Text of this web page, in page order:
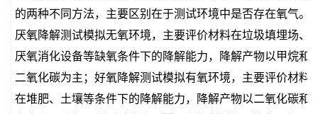
的两种不同方法，主要区别在于测试环境中是否存在氧气。
厌氧降解测试模拟无氧环境，主要评价材料在垃圾填埋场、
厌氧消化设备等缺氧条件下的降解能力，降解产物以甲烷和
二氧化碳为主；好氧降解测试模拟有氧环境，主要评价材料
在堆肥、土壤等条件下的降解能力，降解产物以二氧化碳和